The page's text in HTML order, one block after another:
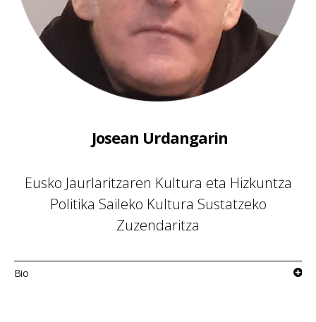
Josean Urdangarin
Eusko Jaurlaritzaren Kultura eta Hizkuntza
Politika Saileko Kultura Sustatzeko
Zuzendaritza
Bio